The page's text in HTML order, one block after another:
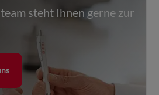
steht Ihnen gerne zur